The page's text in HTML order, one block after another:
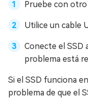
Pruebe con
Utilice un cable
Conecte el SSD
problema está
Si el SSD funciona
problema de que el